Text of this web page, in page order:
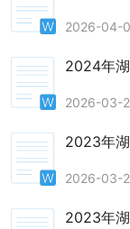
2026-04-
2024年湖
2026-03-
2023年湖
2026-03-
2023年湖